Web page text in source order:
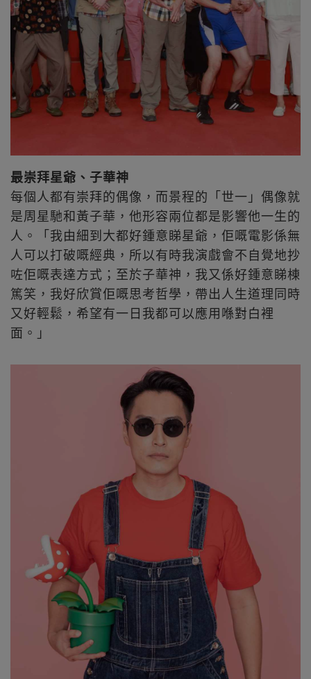
最崇拜星爺、子華神
每個人都有崇拜的偶像，而景程的「世一」偶像就
是周星馳和黃子華，他形容兩位都是影響他一生的
人。「我由細到大都好鍾意睇星爺，佢嘅電影係無
人可以打破嘅經典，所以有時我演戲會不自覺地抄
咗佢嘅表達方式；至於子華神，我又係好鍾意睇棟
篤笑，我好欣賞佢嘅思考哲學，帶出人生道理同時
又好輕鬆，希望有一日我都可以應用喺對白裡
面。」